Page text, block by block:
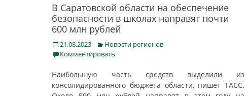
В Саратовской области на обеспечение
безопасности в школах направят почти
600 млн рублей
Posted
on
21.08.2023 Categories
Новости регионов
Комментировать
Наибольшую часть средств выделили из
консолидированного бюджета области, пишет ТАСС.